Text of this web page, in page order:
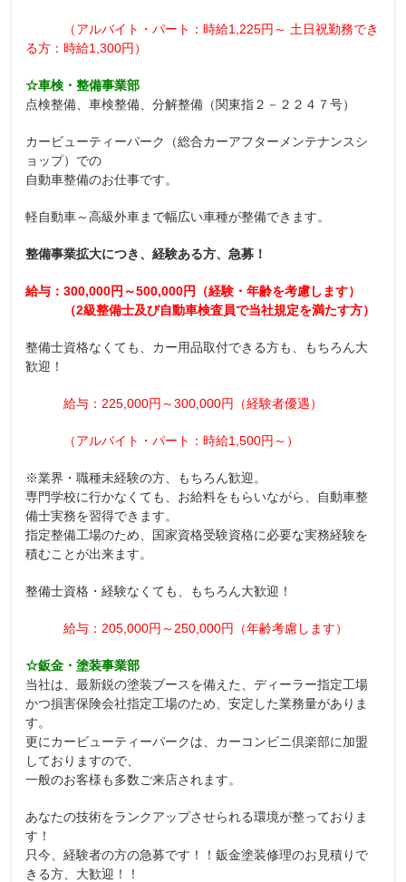
（アルバイト・パート：時給1,225円～ 土日祝勤務でき
る方：時給1,300円）
☆車検・整備事業部
点検整備、車検整備、分解整備（関東指２－２２４７号）
カービューティーパーク（総合カーアフターメンテナンスシ
ョップ）での
自動車整備のお仕事です。
軽自動車～高級外車まで幅広い車種が整備できます。
整備事業拡大につき、経験ある方、急募！
給与：300,000円～500,000円（経験・年齢を考慮します）
（2級整備士及び自動車検査員で当社規定を満たす方）
整備士資格なくても、カー用品取付できる方も、もちろん大
歓迎！
給与：225,000円～300,000円（経験者優遇）
（アルバイト・パート：時給1,500円～）
※業界・職種未経験の方、もちろん歓迎。
専門学校に行かなくても、お給料をもらいながら、自動車整
備士実務を習得できます。
指定整備工場のため、国家資格受験資格に必要な実務経験を
積むことが出来ます。
整備士資格・経験なくても、もちろん大歓迎！
給与：205,000円～250,000円（年齢考慮します）
☆鈑金・塗装事業部
当社は、最新鋭の塗装ブースを備えた、ディーラー指定工場
かつ損害保険会社指定工場のため、安定した業務量がありま
す。
更にカービューティーパークは、カーコンビニ倶楽部に加盟
しておりますので、
一般のお客様も多数ご来店されます。
あなたの技術をランクアップさせられる環境が整っておりま
す！
只今、経験者の方の急募です！！鈑金塗装修理のお見積りで
きる方、大歓迎！！